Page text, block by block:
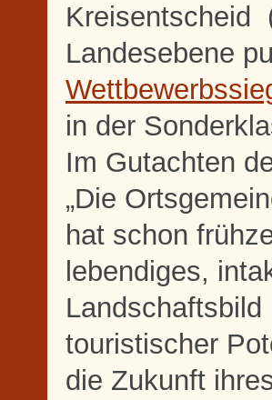
Kreisentscheid
Landesebene
in der
Im Gutachten
„Die
hat schon
lebendiges,
touristischer
die Zukunft